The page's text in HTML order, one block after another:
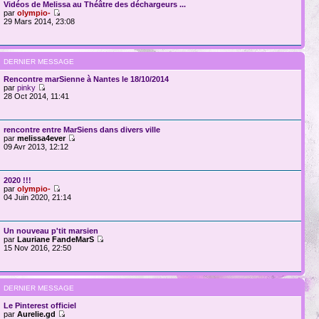
Vidéos de Melissa au Théâtre des déchargeurs ...
parolympio-
29 Mars 2014, 23:08
DERNIER MESSAGE
Rencontre marSienne à Nantes le 18/10/2014
parpinky
28 Oct 2014, 11:41
rencontre entre MarSiens dans divers ville
parmelissa4ever
09 Avr 2013, 12:12
2020 !!!
parolympio-
04 Juin 2020, 21:14
Un nouveau p'tit marsien
parLauriane FandeMarS
15 Nov 2016, 22:50
DERNIER MESSAGE
Le Pinterest officiel
parAurelie.gd